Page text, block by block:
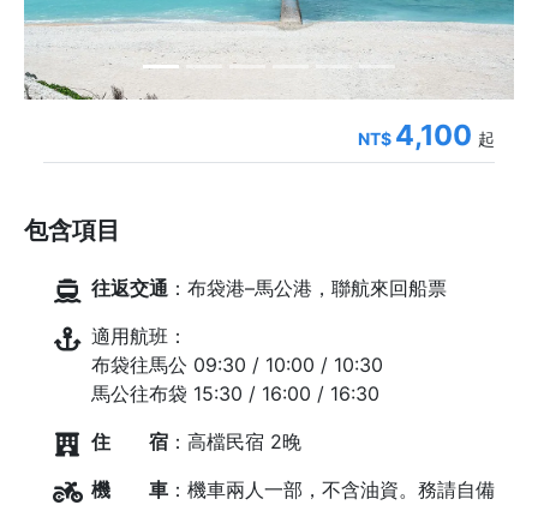
NT$ 4,100 起
包含項目
往返交通 ：布袋港–馬公港，聯航來回船票
適用航班：
布袋往馬公 09:30 / 10:00 / 10:30
馬公往布袋 15:30 / 16:00 / 16:30
住 宿 ：高檔民宿 2晚
機 車 ：機車兩人一部，不含油資。務請自備